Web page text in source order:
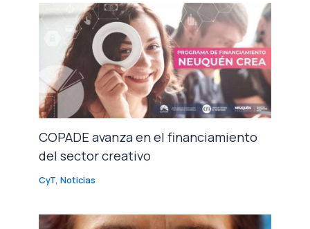
COPADE avanza en el financiamiento
del sector creativo
CyT,Noticias